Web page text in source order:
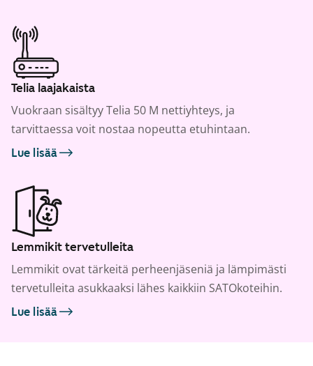
Telia laajakaista
Vuokraan sisältyy Telia 50 M nettiyhteys, ja
tarvittaessa voit nostaa nopeutta etuhintaan.
Lue lisää
Lemmikit tervetulleita
Lemmikit ovat tärkeitä perheenjäseniä ja lämpimästi
tervetulleita asukkaaksi lähes kaikkiin SATOkoteihin.
Lue lisää